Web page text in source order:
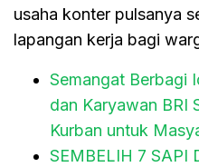
usaha konter pulsanya
lapangan kerja bagi
Semangat Berbagi
dan Karyawan BRI
Kurban untuk
SEMBELIH 7 SAPI